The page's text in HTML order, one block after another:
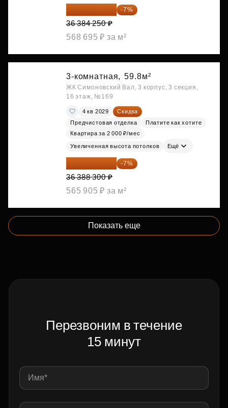
33 837 353 ₽ -7%
36 384 250 ₽
568 695 ₽ за м²
3-комнатная, 59.8м²
ЖК Симоновский Вал, 3 корпус, 3 секция,
16 этаж, №169
4 кв 2029
Скидка
Предчистовая отделка
Платите как хотите
Квартира за 2 000 ₽/мес
Увеличенная высота потолков Ещё
33 841 119 ₽ -7%
36 388 300 ₽
565 905 ₽ за м²
Показать еще
Перезвоним в течение
15 минут